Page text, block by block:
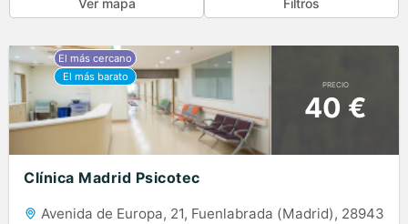
PRECIO
40 €
Clínica Madrid Psicotec
Avenida de Europa, 21, Fuenlabrada (Madrid), 28943